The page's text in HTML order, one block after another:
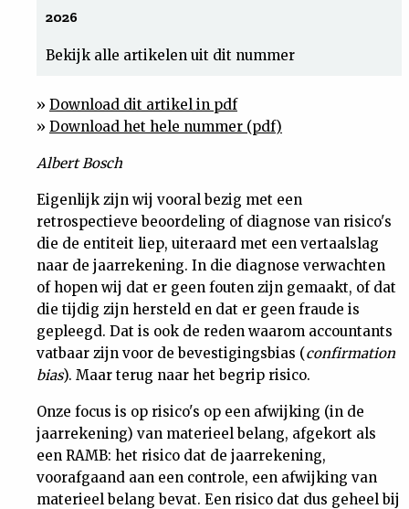
Cijfers
Tuchtrecht
Magazine
Podcast
Dossiers
Nieuwsbrief
Contact
2026
Bekijk alle artikelen uit dit nummer
» Download dit artikel in pdf
» Download het hele nummer (pdf)
Albert Bosch
Eigenlijk zijn wij vooral bezig met een
retrospectieve beoordeling of diagnose van risico's
die de entiteit liep, uiteraard met een vertaalslag
naar de jaarrekening. In die diagnose verwachten
of hopen wij dat er geen fouten zijn gemaakt, of dat
die tijdig zijn hersteld en dat er geen fraude is
gepleegd. Dat is ook de reden waarom accountants
vatbaar zijn voor de bevestigingsbias (confirmation
bias). Maar terug naar het begrip risico.
Onze focus is op risico's op een afwijking (in de
jaarrekening) van materieel belang, afgekort als
een RAMB: het risico dat de jaarrekening,
voorafgaand aan een controle, een afwijking van
materieel belang bevat. Een risico dat dus geheel bij